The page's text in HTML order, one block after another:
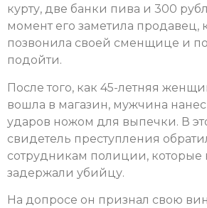
курту, две банки пива и 300
момент его заметила продавец,
позвонила своей сменщице и
подойти.
После того, как 45-летняя
вошла в магазин, мужчина
ударов ножом для выпечки. В
свидетель преступления
сотрудникам полиции, которые
задержали убийцу.
На допросе он признал свою